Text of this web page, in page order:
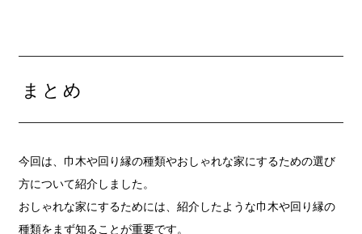
まとめ
今回は、巾木や回り縁の種類やおしゃれな家にするための選び
方について紹介しました。
おしゃれな家にするためには、紹介したような巾木や回り縁の
種類をまず知ることが重要です。